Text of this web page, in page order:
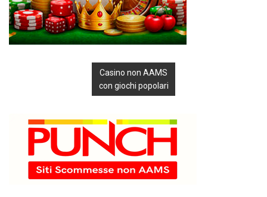
Casino non AAMS
con giochi popolari